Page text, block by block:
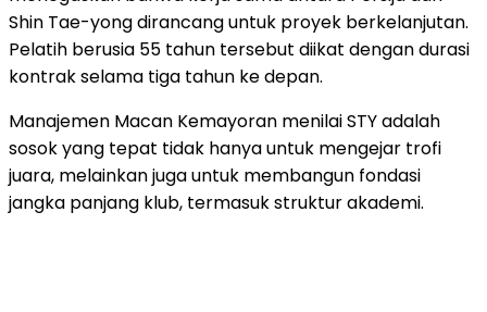
Shin Tae-yong dirancang untuk proyek berkelanjutan.
Pelatih berusia 55 tahun tersebut diikat dengan durasi
kontrak selama tiga tahun ke depan.
Manajemen Macan Kemayoran menilai STY adalah
sosok yang tepat tidak hanya untuk mengejar trofi
juara, melainkan juga untuk membangun fondasi
jangka panjang klub, termasuk struktur akademi.